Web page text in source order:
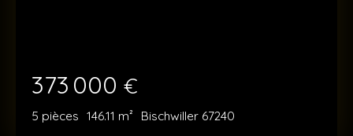
373 000 €
5 pièces 146.11 m² Bischwiller 67240